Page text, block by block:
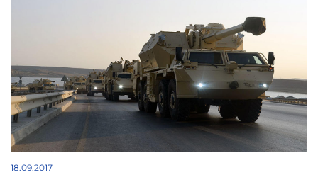
18.09.2017